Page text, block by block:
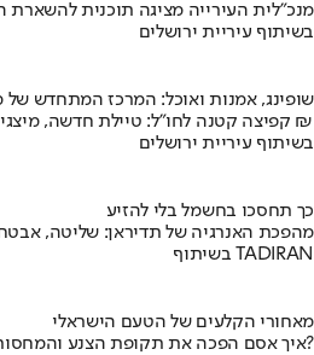
מנכ"לית העירייה מציגה תוכנית להשארת
בשיתוף עיריית ירושלים
שופינג, אמנות ואוכל: המרכז המתחדש של
קפיצה קטנה לחו"ל: טיילת חדשה, מיצגי אמנות, וכיכרות משופצות בהשקעה של 100 מיליון ₪
בשיתוף עיריית ירושלים
כך תחסכו בחשמל בלי להזיע
מהפכת האנרגיה של תדיראן: שליטה,
בשיתוף TADIRAN
מאחורי הקלעים של הטעם הישראלי
איך אסם הפכה את תקופת הצנע והמחסור הקשה של שנות ה-40 למותג לאומי?